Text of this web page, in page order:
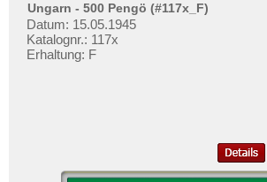
Ungarn - 500 Pengö (#117x_F)
Datum: 15.05.1945
Katalognr.: 117x
Erhaltung: F